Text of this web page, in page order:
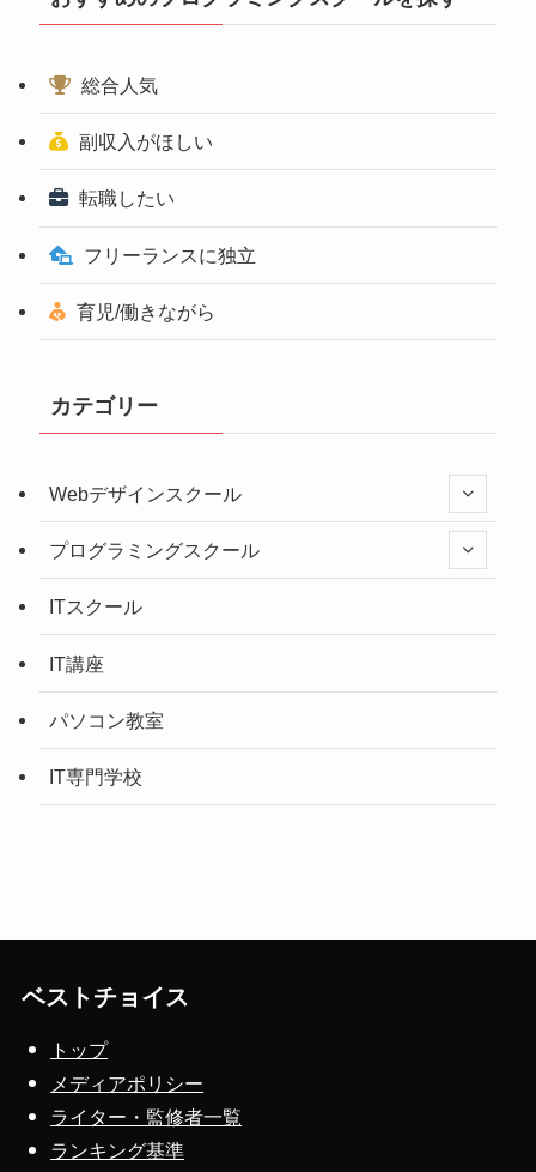
総合人気
副収入がほしい
転職したい
フリーランスに独立
育児/働きながら
カテゴリー
Webデザインスクール
プログラミングスクール
ITスクール
IT講座
パソコン教室
IT専門学校
ベストチョイス
トップ
メディアポリシー
ライター・監修者一覧
ランキング基準